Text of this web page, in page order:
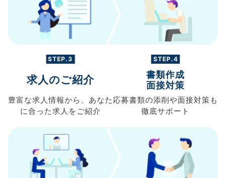
STEP.3
求人のご紹介
豊富な求人情報から、 あなた
に合った求人を ご紹介
STEP.4
書類作成
面接対策
応募書類の添削や面接対策も
徹底サポート